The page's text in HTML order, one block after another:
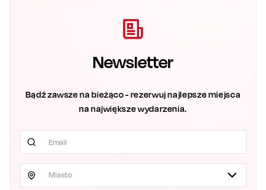
Newsletter
Bądź zawsze na bieżąco - rezerwuj najlepsze miejsca
na największe wydarzenia.
Miasto